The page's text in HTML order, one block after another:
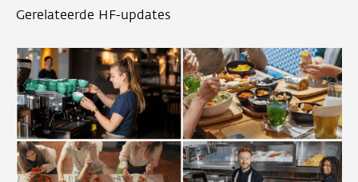
Gerelateerde HF-updates